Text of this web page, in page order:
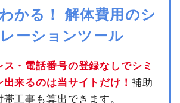
かる！ 解体費用のシ
ーションツール
ス・電話番号の登録なしでシミ
出来るのは当サイトだけ！ 補助
帯工事も算出できます。